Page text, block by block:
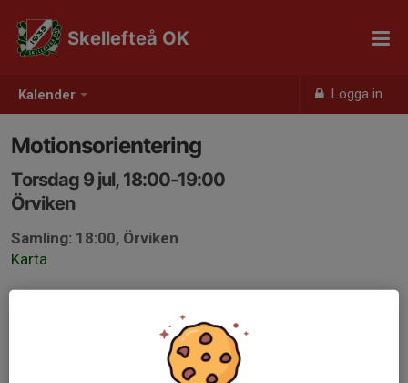
Kalender Logga in
Skellefteå OK
Motionsorientering
Torsdag 9 jul, 18:00-19:00
Örviken
Samling: 18:00, Örviken
Karta